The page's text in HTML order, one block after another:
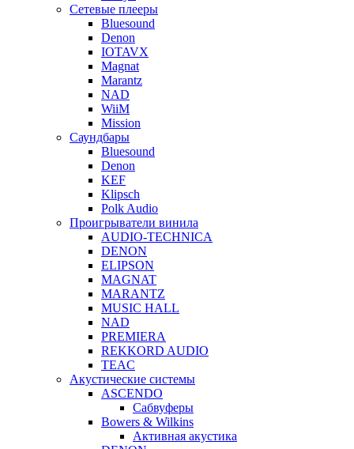
Сетевые плееры
Bluesound
Denon
IOTAVX
Magnat
Marantz
NAD
WiiM
Mission
Саундбары
Bluesound
Denon
KEF
Klipsch
Polk Audio
Проигрыватели винила
AUDIO-TECHNICA
DENON
ELIPSON
MAGNAT
MARANTZ
MUSIC HALL
NAD
PREMIERA
REKKORD AUDIO
TEAC
Акустические системы
ASCENDO
Сабвуферы
Bowers & Wilkins
Активная акустика